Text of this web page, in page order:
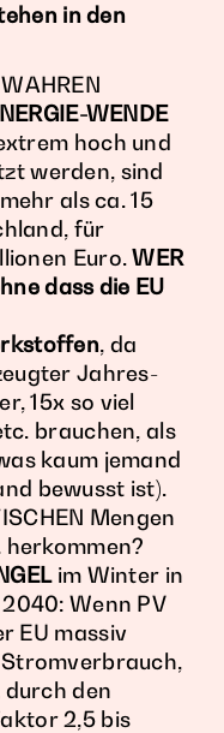
in den
WENDE
hoch und
werden, sind
als ca. 15
für
Euro.WER
dass die EU
, da
Jahres-
15x so viel
brauchen, als
kaum jemand
bewusst ist).
Mengen
im Winter in
Wenn PV
EU massiv
durch den
2,5 bis